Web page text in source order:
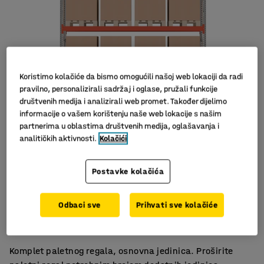
Slični proizvodi
Puno prostora za spremanje
Dizajn koji štedi prostor
Komplet paletnog regala, osnovna jedinica. Proširite
Koristimo kolačiće da bismo omogućili našoj web lokaciji da radi
pravilno, personalizirali sadržaj i oglase, pružali funkcije
društvenih medija i analizirali web promet. Također dijelimo
informacije o vašem korištenju naše web lokacije s našim
partnerima u oblastima društvenih medija, oglašavanja i
analitičkih aktivnosti. Kolačići
Postavke kolačića
Odbaci sve Prihvati sve kolačiće